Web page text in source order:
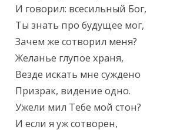
И говорил: всесильный Бог,
Ты знать про будущее мог,
Зачем же сотворил меня?
Желанье глупое храня,
Везде искать мне суждено
Призрак, видение одно.
Ужели мил Тебе мой стон?
И если я уж сотворен,